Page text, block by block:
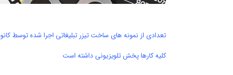
تعدادی از نمونه های ساخت تیزر تبلیغاتی اجرا شده توسط
کلیه کارها پخش تلویزیونی داشته است